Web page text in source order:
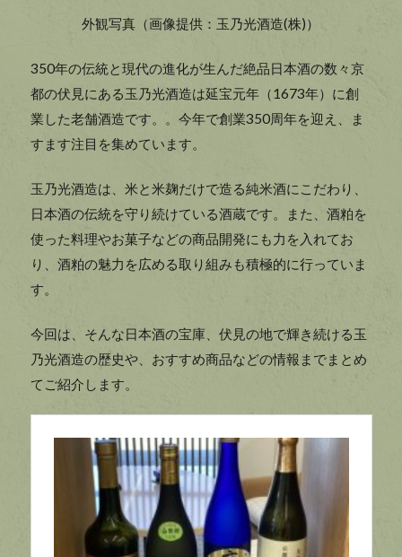
外観写真（画像提供：玉乃光酒造(株)）
350年の伝統と現代の進化が生んだ絶品日本酒の数々京
都の伏見にある玉乃光酒造は延宝元年（1673年）に創
業した老舗酒造です。。今年で創業350周年を迎え、ま
すます注目を集めています。
玉乃光酒造は、米と米麹だけで造る純米酒にこだわり、
日本酒の伝統を守り続けている酒蔵です。また、酒粕を
使った料理やお菓子などの商品開発にも力を入れてお
り、酒粕の魅力を広める取り組みも積極的に行っていま
す。
今回は、そんな日本酒の宝庫、伏見の地で輝き続ける玉
乃光酒造の歴史や、おすすめ商品などの情報までまとめ
てご紹介します。